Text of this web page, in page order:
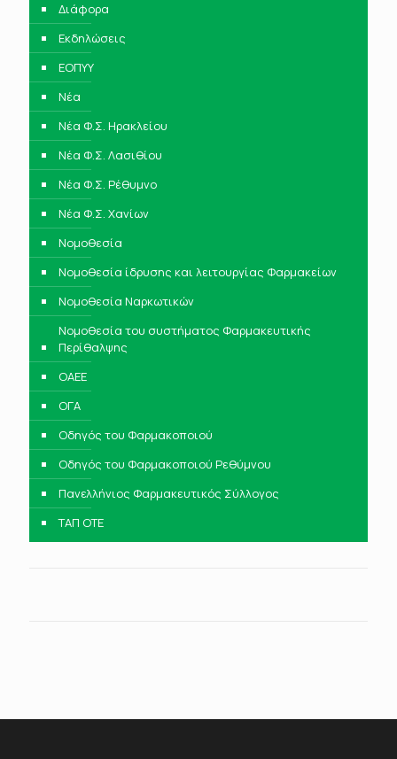
Διάφορα
Εκδηλώσεις
ΕΟΠΥΥ
Νέα
Νέα Φ.Σ. Ηρακλείου
Νέα Φ.Σ. Λασιθίου
Νέα Φ.Σ. Ρέθυμνο
Νέα Φ.Σ. Χανίων
Νομοθεσία
Νομοθεσία ίδρυσης και λειτουργίας Φαρμακείων
Νομοθεσία Ναρκωτικών
Νομοθεσία του συστήματος Φαρμακευτικής
Περίθαλψης
ΟΑΕΕ
ΟΓΑ
Οδηγός του Φαρμακοποιού
Οδηγός του Φαρμακοποιού Ρεθύμνου
Πανελλήνιος Φαρμακευτικός Σύλλογος
ΤΑΠ ΟΤΕ